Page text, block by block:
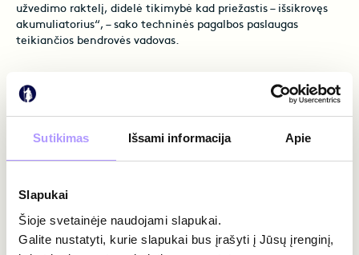
Sutikimas Išsami informacija Apie
Slapukai
Šioje svetainėje naudojami slapukai.
Galite nustatyti, kurie slapukai bus įrašyti į Jūsų įrenginį,
užvedimo raktelį, didelė tikimybė kad priežastis – išsikrovęs
akumuliatorius“, – sako techninės pagalbos paslaugas
teikiančios bendrovės vadovas.
pagalbos prašančių vairuotojų – kuro sistemos gedimai. „Dėl
automobilio variklis užgęsta. Tuomet būtina kuro bake
susidariusius ledo kristalus ištirpinti bei pakeisti automobilio
Jei oro temperatūra naktimis nukrinta žemiau 10 laipsnių
šalčio, specialistas ragina vairuotojus transporto priemonių
kuro bakus pildyti žiemos sezonui skirtu dyzeliniu kuru.